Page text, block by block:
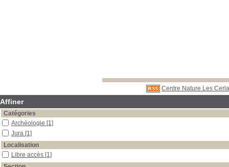
Centre Nature Les
Affiner
Catégories
Archéologie [1]
Jura [1]
Localisation
Libre accès [1]